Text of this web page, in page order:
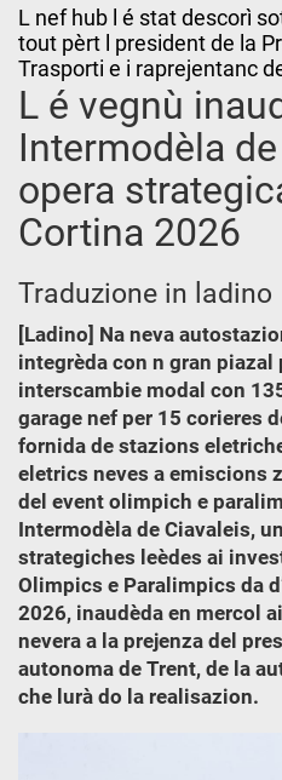
L nef hub l é stat descorì
tout pèrt l president de la
Trasporti e i raprejentanc
L é vegnù
Intermodèla
opera
Cortina 2026
Traduzione in ladino
[Ladino] Na neva
integrèda con n gran piazal
interscambie modal con
garage nef per 15 corieres
fornida de stazions
eletrics neves a emiscions
del event olimpich e
Intermodèla de Ciavaleis,
strategiches leèdes ai
Olimpics e Paralimpics da
2026, inaudèda en mercol
nevera a la prejenza del
autonoma de Trent, de la
che lurà do la realisazion.